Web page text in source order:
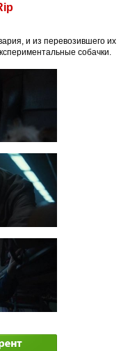
и из перевозившего их
собачки.